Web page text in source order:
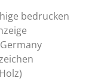
bedrucken